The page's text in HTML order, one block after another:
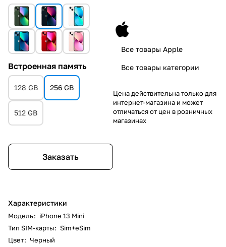
Встроенная память
128 GB 256 GB
512 GB
Заказать
Характеристики
Модель: iPhone 13 Mini
Тип SIM-карты: Sim+eSim
Цвет: Черный
Все товары Apple
Все товары категории
Цена действительна только для
интернет-магазина и может
отличаться от цен в розничных
магазинах